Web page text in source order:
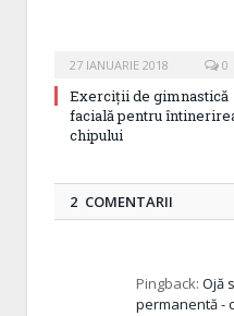
27 IANUARIE 2018 0
Exerciții de gimnastică
facială pentru
chipului
2 COMENTARII
Pingback: Ojă
permanentă -